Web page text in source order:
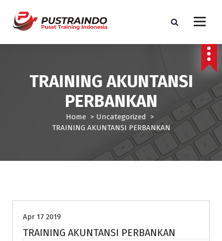
TRAINING AKUNTANSI
PERBANKAN
Home > Uncategorized >
TRAINING AKUNTANSI PERBANKAN
Apr 17 2019
TRAINING AKUNTANSI PERBANKAN